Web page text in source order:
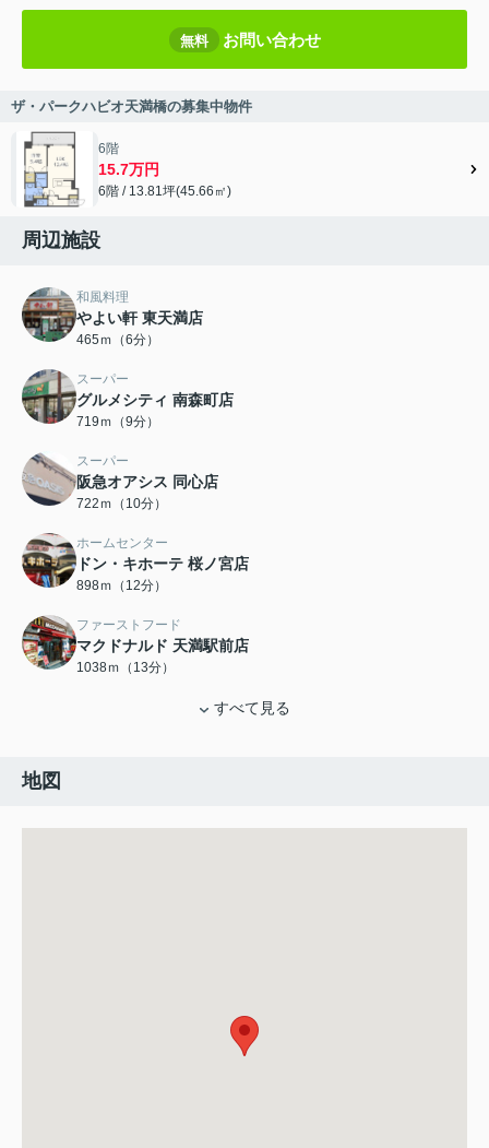
無料 お問い合わせ
ザ・パークハビオ天満橋の募集中物件
6階
15.7万円
6階 / 13.81坪(45.66㎡)
周辺施設
和風料理
やよい軒 東天満店
465ｍ（6分）
スーパー
グルメシティ 南森町店
719ｍ（9分）
スーパー
阪急オアシス 同心店
722ｍ（10分）
ホームセンター
ドン・キホーテ 桜ノ宮店
898ｍ（12分）
ファーストフード
マクドナルド 天満駅前店
1038ｍ（13分）
すべて見る
地図